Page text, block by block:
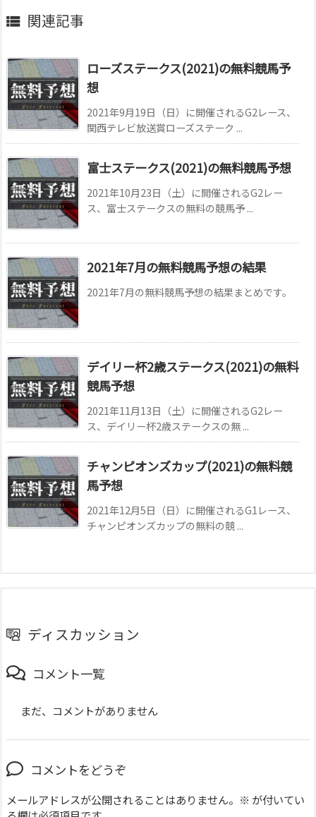
 関連記事
ローズステークス(2021)の無料競馬予
想
2021年9月19日（日）に開催されるG2レース、
関西テレビ放送賞ローズステーク ...
富士ステークス(2021)の無料競馬予想
2021年10月23日（土）に開催されるG2レー
ス、富士ステークスの無料の競馬予 ...
2021年7月の無料競馬予想の結果
2021年7月の無料競馬予想の結果まとめです。
デイリー杯2歳ステークス(2021)の無料
競馬予想
2021年11月13日（土）に開催されるG2レー
ス、デイリー杯2歳ステークスの無 ...
チャンピオンズカップ(2021)の無料競
馬予想
2021年12月5日（日）に開催されるG1レース、
チャンピオンズカップの無料の競 ...
ディスカッション
コメント一覧
まだ、コメントがありません
コメントをどうぞ
メールアドレスが公開されることはありません。 ※ が付いてい